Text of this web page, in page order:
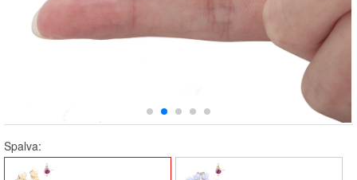
Spalva: